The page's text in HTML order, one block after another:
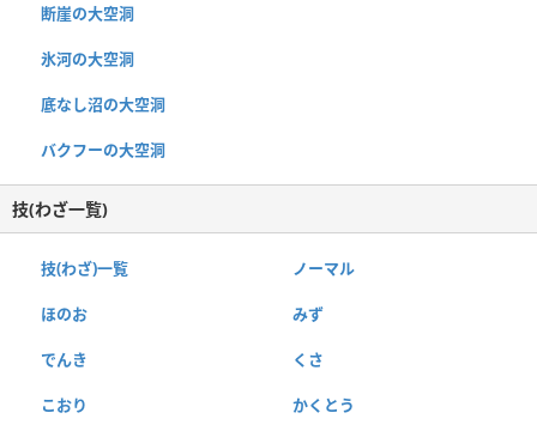
断崖の大空洞
氷河の大空洞
底なし沼の大空洞
バクフーの大空洞
技(わざ一覧)
技(わざ)一覧 ノーマル
ほのお みず
でんき くさ
こおり かくとう